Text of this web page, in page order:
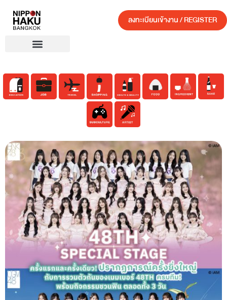
ลงทะเบียนเข้างาน / REGISTER